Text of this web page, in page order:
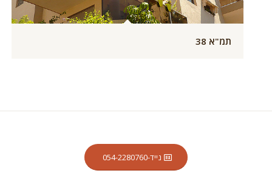
תמ"א 38
נייד-054-2280760